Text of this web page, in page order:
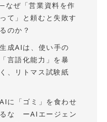
—なぜ「営業資料を作
って」と頼むと失敗す
るのか？
生成AIは、使い手の
「言語化能力」を暴
く、リトマス試験紙
AIに「ゴミ」を食わせ
るな ーAIエージェン